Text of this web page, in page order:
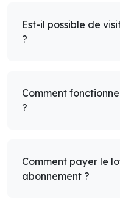
Est-il possible de
?
Comment
?
Comment payer le
abonnement ?